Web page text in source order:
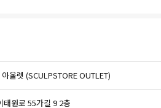
울렛 (SCULPSTORE OUTLET)
태원로 55가길 9 2층